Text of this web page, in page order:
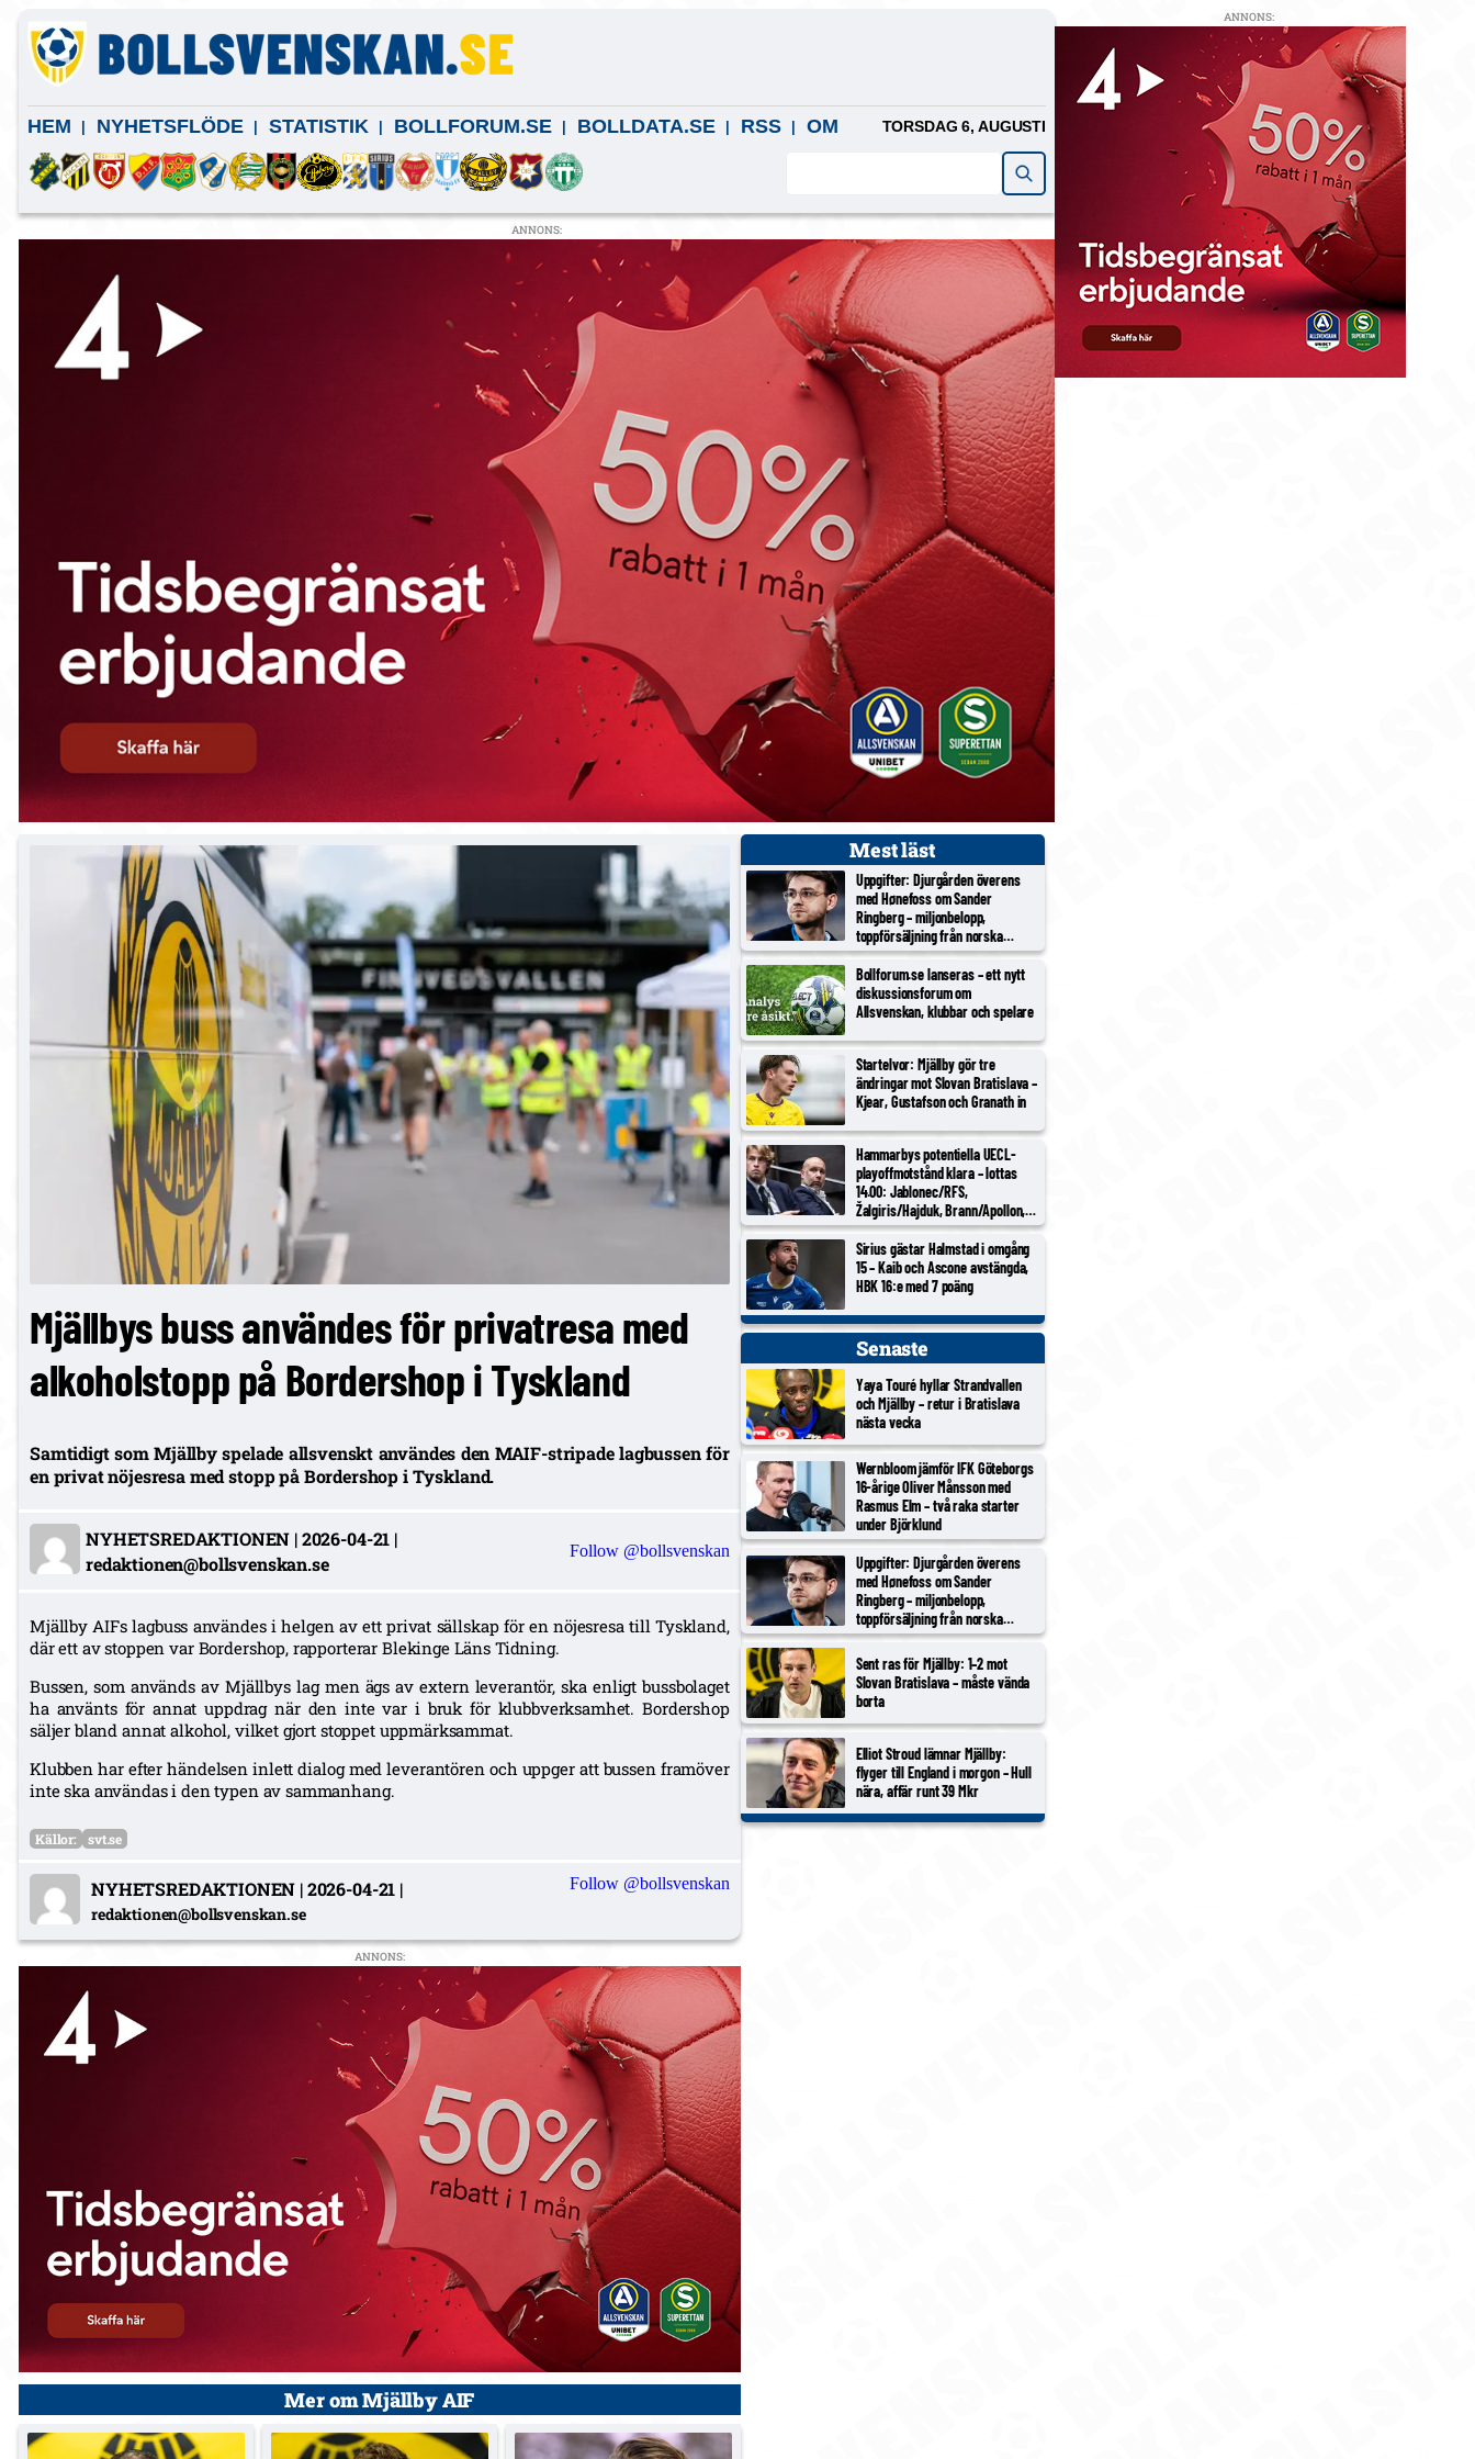
HEM NYHETSFLÖDE STATISTIK BOLLFORUM.SE BOLLDATA.SE RSS OM TORSDAG 6, AUGUSTI
ANNONS:
Mjällbys buss användes för privatresa med
alkoholstopp på Bordershop i Tyskland
Samtidigt som Mjällby spelade allsvenskt användes den MAIF-stripade lagbussen för
en privat nöjesresa med stopp på Bordershop i Tyskland.
NYHETSREDAKTIONEN |2026-04-21 |
redaktionen@bollsvenskan.se
Follow @bollsvenskan
Mjällby AIFs lagbuss användes i helgen av ett privat sällskap för en nöjesresa till Tyskland,
där ett av stoppen var Bordershop, rapporterar Blekinge Läns Tidning.
Bussen, som används av Mjällbys lag men ägs av extern leverantör, ska enligt bussbolaget
ha använts för annat uppdrag när den inte var i bruk för klubbverksamhet. Bordershop
säljer bland annat alkohol, vilket gjort stoppet uppmärksammat.
Klubben har efter händelsen inlett dialog med leverantören och uppger att bussen framöver
inte ska användas i den typen av sammanhang.
Källor: svt.se
NYHETSREDAKTIONEN |2026-04-21 |
redaktionen@bollsvenskan.se
Follow @bollsvenskan
ANNONS:
Mer om Mjällby AIF
Mest läst
Uppgifter: Djurgården överens
med Hønefoss om Sander
Ringberg – miljonbelopp,
toppförsäljning från norska
tredjeligan
Bollforum.se lanseras – ett nytt
diskussionsforum om
Allsvenskan, klubbar och spelare
Startelvor: Mjällby gör tre
ändringar mot Slovan Bratislava –
Kjear, Gustafson och Granath in
Hammarbys potentiella UECL-
playoffmotstånd klara – lottas
14.00: Jablonec/RFS,
Žalgiris/Hajduk, Brann/Apollon,
Inter Turku/Vaduz, Noah/Sion
Sirius gästar Halmstad i omgång
15 – Kaib och Ascone avstängda,
HBK 16:e med 7 poäng
Senaste
Yaya Touré hyllar Strandvallen
och Mjällby – retur i Bratislava
nästa vecka
Wernbloom jämför IFK Göteborgs
16-årige Oliver Månsson med
Rasmus Elm – två raka starter
under Björklund
Uppgifter: Djurgården överens
med Hønefoss om Sander
Ringberg – miljonbelopp,
toppförsäljning från norska
tredjeligan
Sent ras för Mjällby: 1–2 mot
Slovan Bratislava – måste vända
borta
Elliot Stroud lämnar Mjällby:
flyger till England i morgon – Hull
nära, affär runt 39 Mkr
ANNONS: